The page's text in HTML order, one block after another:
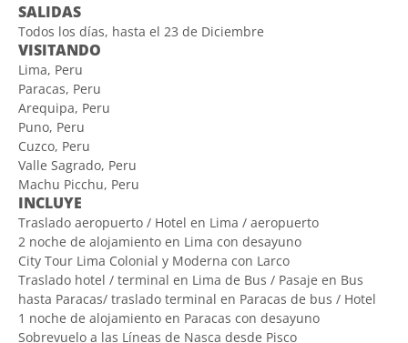
SALIDAS
Todos los días, hasta el 23 de Diciembre
VISITANDO
Lima, Peru
Paracas, Peru
Arequipa, Peru
Puno, Peru
Cuzco, Peru
Valle Sagrado, Peru
Machu Picchu, Peru
INCLUYE
Traslado aeropuerto / Hotel en Lima / aeropuerto
2 noche de alojamiento en Lima con desayuno
City Tour Lima Colonial y Moderna con Larco
Traslado hotel / terminal en Lima de Bus / Pasaje en Bus
hasta Paracas/ traslado terminal en Paracas de bus / Hotel
1 noche de alojamiento en Paracas con desayuno
Sobrevuelo a las Líneas de Nasca desde Pisco